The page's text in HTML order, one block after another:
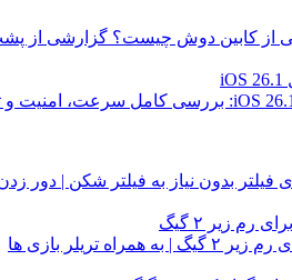
از کابین دوش چیست؟ گزارشی از
بدون نیاز به فیلتر شکن | دور